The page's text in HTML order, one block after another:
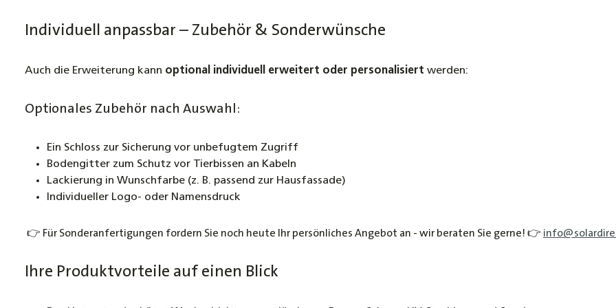
Individuell anpassbar – Zubehör & Sonderwünsche
Auch die Erweiterung kann optional individuell erweitert oder personalisiert werden:
Optionales Zubehör nach Auswahl:
Ein Schloss zur Sicherung vor unbefugtem Zugriff
Bodengitter zum Schutz vor Tierbissen an Kabeln
Lackierung in Wunschfarbe (z. B. passend zur Hausfassade)
Individueller Logo- oder Namensdruck
👉 Für Sonderanfertigungen fordern Sie noch heute Ihr persönliches Angebot an - wir beraten Sie gerne! 👉
Ihre Produktvorteile auf einen Blick